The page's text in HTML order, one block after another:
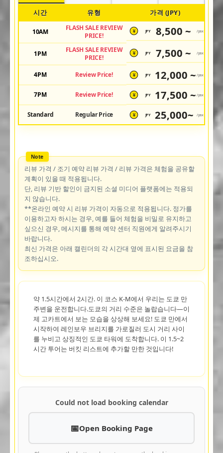
시간 유형 가격 (JPY)
10AM
FLASH SALE REVIEW
PRICE!
¥ JPY 8,500 ~ /pax
1PM
FLASH SALE REVIEW
PRICE!
¥ JPY 7,500 ~ /pax
4PM Review Price! ¥ JPY 12,000 ~ /pax
7PM Review Price! ¥ JPY 17,500 ~ /pax
Standard Regular Price ¥ JPY 25,000~ /pax
리뷰 가격 / 조기 예약 리뷰 가격 / 리뷰 가격은 체험을 공유할
계획이 있을 때 적용됩니다.
단, 리뷰 기반 할인이 금지된 소셜 미디어 플랫폼에는 적용되
지 않습니다.
**온라인 예약 시 리뷰 가격이 자동으로 적용됩니다. 정가를
이용하고자 하시는 경우, 예를 들어 체험을 비밀로 유지하고
싶으신 경우, 메시지를 통해 예약 센터 직원에게 알려주시기
바랍니다.
최신 가격은 아래 캘린더의 각 시간대 옆에 표시된 요금을 참
조하십시오.
약 1.5시간에서 2시간. 이 코스 K-M에서 우리는 도쿄 만
주변을 운전합니다.도쿄의 거리 수준은 놀랍습니다—이
제 고카트에서 보는 모습을 상상해 보세요! 도쿄 만에서
시작하여 레인보우 브리지를 가로질러 도시 거리 사이
를 누비고 상징적인 도쿄 타워에 도착합니다. 이 1.5~2
시간 투어는 버킷 리스트에 추가할 만한 것입니다!
Could not load booking calendar
Open Booking Page